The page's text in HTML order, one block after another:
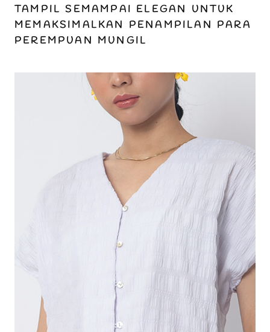
TAMPIL SEMAMPAI ELEGAN UNTUK
MEMAKSIMALKAN PENAMPILAN PARA
PEREMPUAN MUNGIL